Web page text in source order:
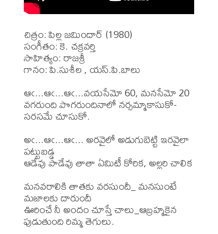
చిత్రం: పిల్ల జమిందార్ (1980)
సంగీతం: కె. చక్రవర్తి
సాహిత్యం: రాజశ్రీ
గానం: పి.సుశీల , యస్.పి.బాలు
ఆఁ...ఆఁ...ఆఁ...వయసేమో 60, మనసేమో 20
వగరుంది పొగరుందినాలో నర్సమ్మాకాసుకో-
సరసమే చూసుకో.
అఁ...ఆఁ...ఆఁ... అరవైలో అడుగుబెట్టి ఇరవైలా
పట్టుబడ్డ
ఆడేవు పాడేవు తాతా ఏమిటీ కోరిక, అల్లరి చాలిక
మనవరాలికి తాతకు వరసుందీ_ మనసుంటే
మజాలకు దారుందీ
ఊరించే నీ అందం చూస్తే చాలు_ఆబ్రహ్మకైన
పుడుతుంది రిమ్మ తెగులు.